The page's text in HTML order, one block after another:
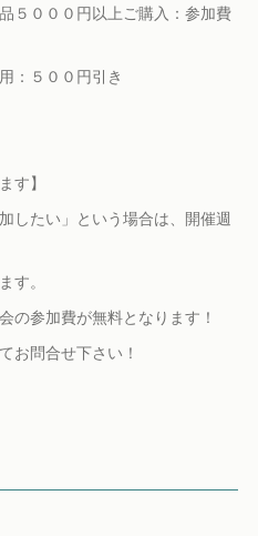
０００円以上ご購入：参加費
５００円引き
】
たい」という場合は、開催週
。
参加費が無料となります！
問合せ下さい！